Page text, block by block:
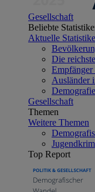
Gesellschaft
Beliebte
Aktuelle
Die
Empfänger
Ausländer
Gesellschaft
Themen
Weitere Themen
Top Report